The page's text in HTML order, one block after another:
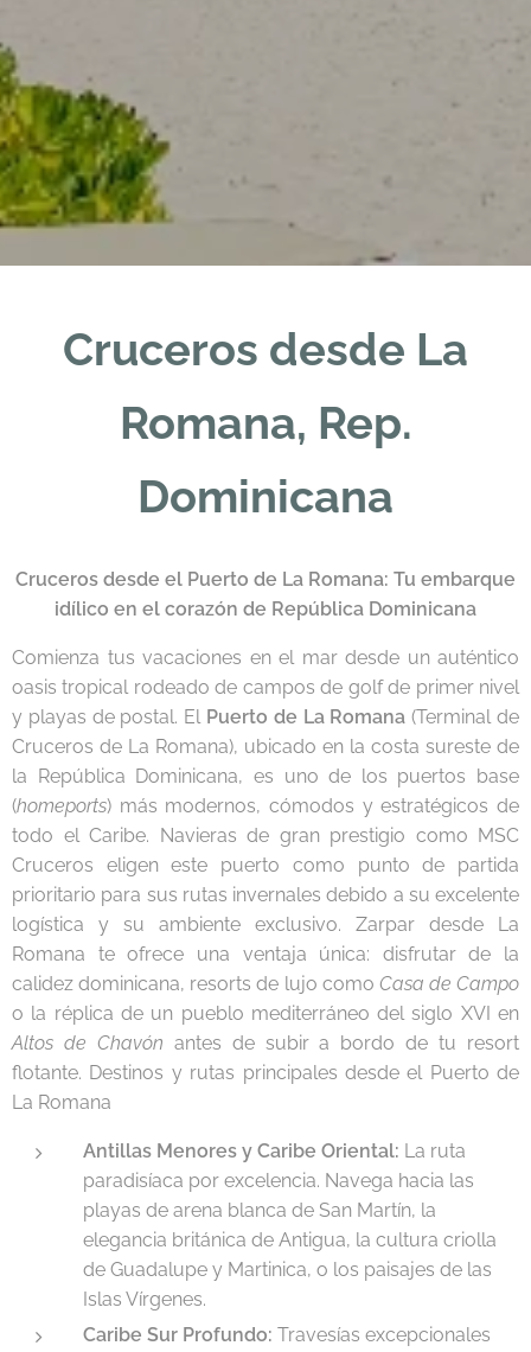
Cruceros desde La
Romana, Rep.
Dominicana
Cruceros desde el Puerto de La Romana: Tu embarque
idílico en el corazón de República Dominicana
Comienza tus vacaciones en el mar desde un auténtico
oasis tropical rodeado de campos de golf de primer nivel
y playas de postal. El Puerto de La Romana (Terminal de
Cruceros de La Romana), ubicado en la costa sureste de
la República Dominicana, es uno de los puertos base
(homeports) más modernos, cómodos y estratégicos de
todo el Caribe. Navieras de gran prestigio como MSC
Cruceros eligen este puerto como punto de partida
prioritario para sus rutas invernales debido a su excelente
logística y su ambiente exclusivo. Zarpar desde La
Romana te ofrece una ventaja única: disfrutar de la
calidez dominicana, resorts de lujo como Casa de Campo
o la réplica de un pueblo mediterráneo del siglo XVI en
Altos de Chavón antes de subir a bordo de tu resort
flotante. Destinos y rutas principales desde el Puerto de
La Romana
Antillas Menores y Caribe Oriental: La ruta
paradisíaca por excelencia. Navega hacia las
playas de arena blanca de San Martín, la
elegancia británica de Antigua, la cultura criolla
de Guadalupe y Martinica, o los paisajes de las
Islas Vírgenes.
Caribe Sur Profundo: Travesías excepcionales